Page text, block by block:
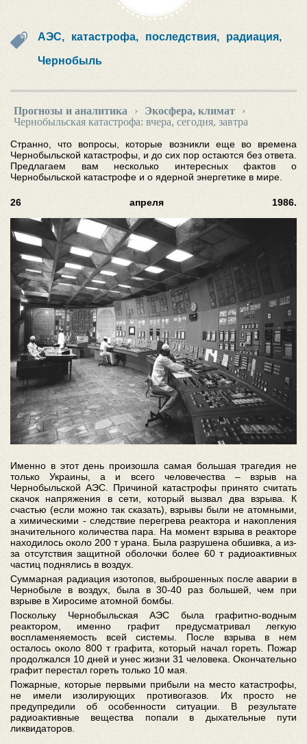
АЭС, катастрофа, последствия, радиация,
Чернобыль
Прогнозы и аналитика › Экосфера, климат
›
Чернобыльская катастрофа: вчера, сегодня, завтра
Странно, что вопросы, которые возникли еще во времена
Чернобыльской катастрофы, и до сих пор остаются без ответа.
Предлагаем вам несколько интересных фактов о
Чернобыльской катастрофе и о ядерной энергетике в мире.
26 апреля 1986.
Именно в этот день произошла самая большая трагедия не
только Украины, а и всего человечества – взрыв на
Чернобыльской АЭС. Причиной катастрофы принято считать
скачок напряжения в сети, который вызвал два взрыва. К
счастью (если можно так сказать), взрывы были не атомными,
а химическими - следствие перегрева реактора и накопления
значительного количества пара. На момент взрыва в реакторе
находилось около 200 т урана. Была разрушена обшивка, а из-
за отсутствия защитной оболочки более 60 т радиоактивных
частиц поднялись в воздух.
Суммарная радиация изотопов, выброшенных после аварии в
Чернобыле в воздух, была в 30-40 раз большей, чем при
взрыве в Хиросиме атомной бомбы.
Поскольку Чернобыльская АЭС была графитно-водным
реактором, именно графит предусматривал легкую
воспламеняемость всей системы. После взрыва в нем
осталось около 800 т графита, который начал гореть. Пожар
продолжался 10 дней и унес жизни 31 человека. Окончательно
графит перестал гореть только 10 мая.
Пожарные, которые первыми прибыли на место катастрофы,
не имели изолирующих противогазов. Их просто не
предупредили об особенности ситуации. В результате
радиоактивные вещества попали в дыхательные пути
ликвидаторов.